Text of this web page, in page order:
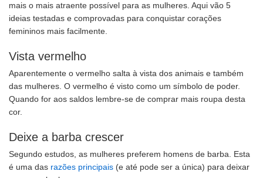
mais o mais atraente possível para as mulheres. Aqui vão 5
ideias testadas e comprovadas para conquistar corações
femininos mais facilmente.
Vista vermelho
Aparentemente o vermelho salta à vista dos animais e também
das mulheres. O vermelho é visto como um símbolo de poder.
Quando for aos saldos lembre-se de comprar mais roupa desta
cor.
Deixe a barba crescer
Segundo estudos, as mulheres preferem homens de barba. Esta
é uma das razões principais (e até pode ser a única) para deixar